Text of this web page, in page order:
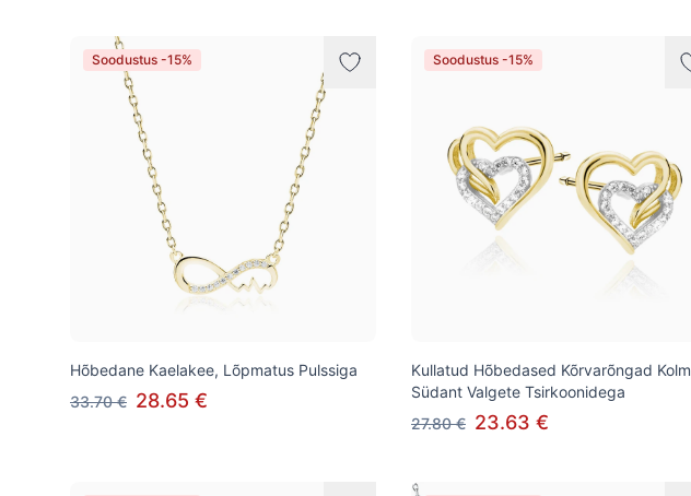
Soodustus -15%
Hõbedane Kaelakee, Lõpmatus Pulssiga
33.70 € 28.65 €
Soodustus -15%
Kullatud Hõbedased Kõrvarõngad Kolm
Südant Valgete Tsirkoonidega
27.80 € 23.63 €